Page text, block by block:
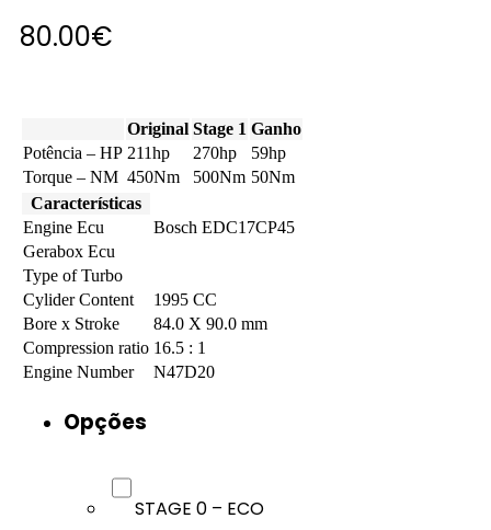
80.00€
Original Stage 1 Ganho
Potência – HP 211hp 270hp
59hp
Torque – NM 450Nm 500Nm 50Nm
Características
Engine Ecu
Bosch EDC17CP45
Gerabox Ecu
Type of Turbo
Cylider Content
1995 CC
Bore x Stroke
84.0 X 90.0 mm
Compression ratio 16.5 : 1
Engine Number
N47D20
Opções
STAGE 0 – ECO